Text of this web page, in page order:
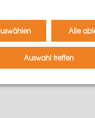
Alle
Auswahl treffen